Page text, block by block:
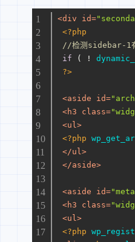
<div id=
<?php
//检测sidebar-1有
if ( !
?>
<aside id=
<h3 class=
<ul>
<?php
</ul>
</aside>
<aside id=
<h3 class=
<ul>
<?php